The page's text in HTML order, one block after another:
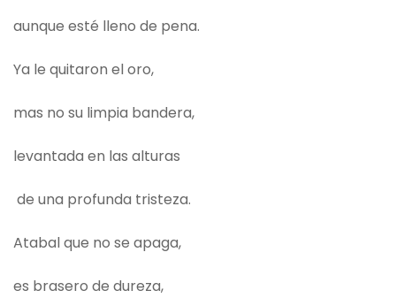
aunque esté lleno de pena.
Ya le quitaron el oro,
mas no su limpia bandera,
levantada en las alturas
de una profunda tristeza.
Atabal que no se apaga,
es brasero de dureza,